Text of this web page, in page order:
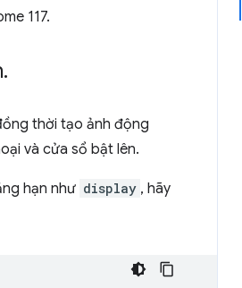
117.
.
thời tạo ảnh động
và cửa sổ bật lên.
hạn như display , hãy